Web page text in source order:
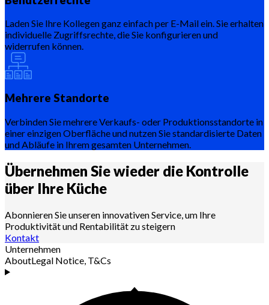
Laden Sie Ihre Kollegen ganz einfach per E-Mail ein. Sie erhalten
individuelle Zugriffsrechte, die Sie konfigurieren und
widerrufen können.
Mehrere Standorte
Verbinden Sie mehrere Verkaufs- oder Produktionsstandorte in
einer einzigen Oberfläche und nutzen Sie standardisierte Daten
und Abläufe in Ihrem gesamten Unternehmen.
Übernehmen Sie wieder die Kontrolle
über Ihre Küche
Abonnieren Sie unseren innovativen Service, um Ihre
Produktivität und Rentabilität zu steigern
Kontakt
Unternehmen
AboutLegal Notice, T&Cs